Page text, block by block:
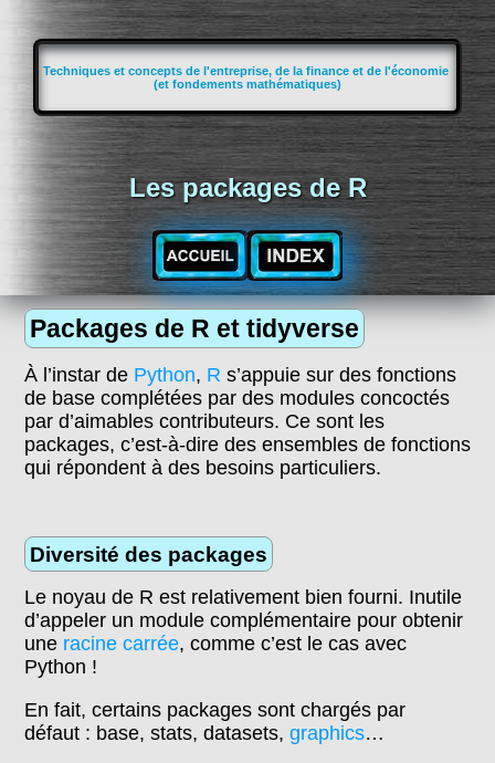
Techniques et concepts de l'entreprise, de la finance et de l'économie
(et fondements mathématiques)
Les packages de R
Packages de R et tidyverse
À l’instar de Python, R s’appuie sur des fonctions
de base complétées par des modules concoctés
par d’aimables contributeurs. Ce sont les
packages, c’est-à-dire des ensembles de fonctions
qui répondent à des besoins particuliers.
Diversité des packages
Le noyau de R est relativement bien fourni. Inutile
d’appeler un module complémentaire pour obtenir
une racine carrée, comme c’est le cas avec
Python !
En fait, certains packages sont chargés par
défaut : base, stats, datasets,graphics…